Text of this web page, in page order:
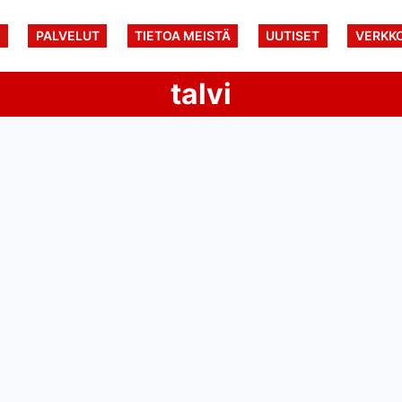
PALVELUT TIETOA MEISTÄ UUTISET
talvi